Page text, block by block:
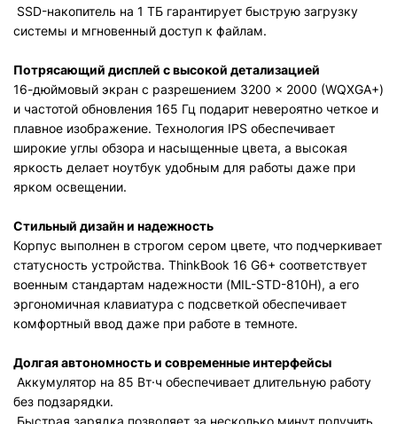
SSD-накопитель на 1 ТБ гарантирует быструю загрузку
системы и мгновенный доступ к файлам.
Потрясающий дисплей с высокой детализацией
16-дюймовый экран с разрешением 3200 × 2000 (WQXGA+)
и частотой обновления 165 Гц подарит невероятно четкое и
плавное изображение. Технология IPS обеспечивает
широкие углы обзора и насыщенные цвета, а высокая
яркость делает ноутбук удобным для работы даже при
ярком освещении.
Стильный дизайн и надежность
Корпус выполнен в строгом сером цвете, что подчеркивает
статусность устройства. ThinkBook 16 G6+ соответствует
военным стандартам надежности (MIL-STD-810H), а его
эргономичная клавиатура с подсветкой обеспечивает
комфортный ввод даже при работе в темноте.
Долгая автономность и современные интерфейсы
Аккумулятор на 85 Вт·ч обеспечивает длительную работу
без подзарядки.
Быстрая зарядка позволяет за несколько минут получить